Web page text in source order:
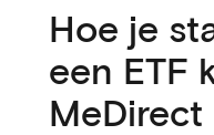
Hoe je
een ETF
MeDirect